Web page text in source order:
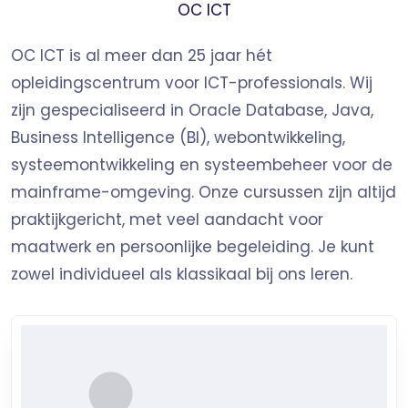
testsets en kennischecks die inspelen op
realistische beveiligingsscenario’s. De
deelnemer leert hoe een zero-trust
securityarchitectuur gerealiseerd wordt en hoe
geavanceerde beveiligingsconfiguraties
toegepast worden in hybride cloudomgevingen.
Deze cursus is geschikt voor testers, security
architects, senior security engineers en
consultants die hun kennis op het hoogste
niveau willen uitbreiden. Na afronding ontvang
Na afronding kan de deelnemer complexe
OC ICT
OC ICT is al meer dan 25 jaar hét
opleidingscentrum voor ICT-professionals. Wij
zijn gespecialiseerd in Oracle Database, Java,
Business Intelligence (BI), webontwikkeling,
systeemontwikkeling en systeembeheer voor de
mainframe-omgeving. Onze cursussen zijn altijd
praktijkgericht, met veel aandacht voor
maatwerk en persoonlijke begeleiding. Je kunt
zowel individueel als klassikaal bij ons leren.